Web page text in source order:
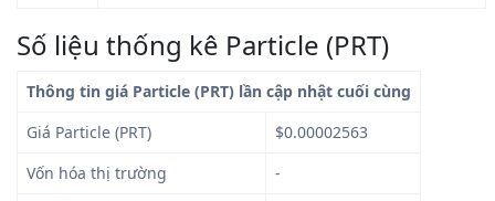
Số liệu thống kê Particle (PRT)
Thông tin giá Particle (PRT) lần cập nhật cuối cùng
Giá Particle (PRT)
$0.00002563
Vốn hóa thị trường
-